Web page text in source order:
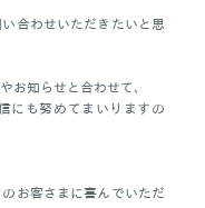
合わせいただきたいと思
お知らせと合わせて、
にも努めてまいりますの
お客さまに喜んでいただ